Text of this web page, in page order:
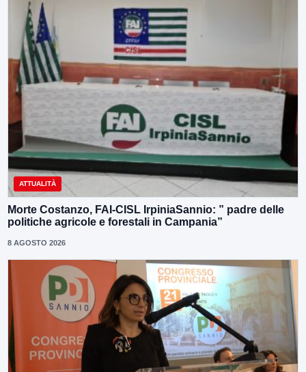
ATTUALITÀ
Morte Costanzo, FAI-CISL IrpiniaSannio: ” padre delle
politiche agricole e forestali in Campania”
8 AGOSTO 2026